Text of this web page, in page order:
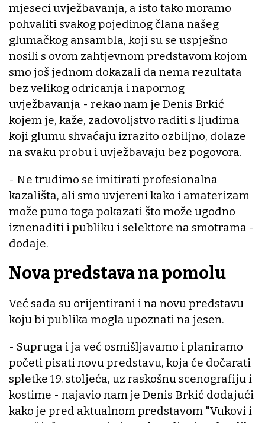
mjeseci uvježbavanja, a isto tako moramo
pohvaliti svakog pojedinog člana našeg
glumačkog ansambla, koji su se uspješno
nosili s ovom zahtjevnom predstavom kojom
smo još jednom dokazali da nema rezultata
bez velikog odricanja i napornog
uvježbavanja - rekao nam je Denis Brkić
kojem je, kaže, zadovoljstvo raditi s ljudima
koji glumu shvaćaju izrazito ozbiljno, dolaze
na svaku probu i uvježbavaju bez pogovora.
- Ne trudimo se imitirati profesionalna
kazališta, ali smo uvjereni kako i amaterizam
može puno toga pokazati što može ugodno
iznenaditi i publiku i selektore na smotrama -
dodaje.
Nova predstava na pomolu
Već sada su orijentirani i na novu predstavu
koju bi publika mogla upoznati na jesen.
- Supruga i ja već osmišljavamo i planiramo
početi pisati novu predstavu, koja će dočarati
spletke 19. stoljeća, uz raskošnu scenografiju i
kostime - najavio nam je Denis Brkić dodajući
kako je pred aktualnom predstavom "Vukovi i